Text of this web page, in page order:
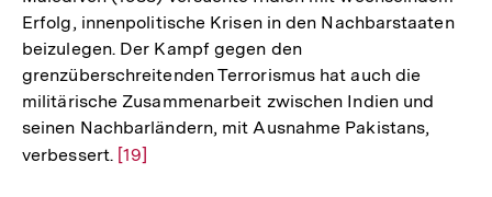
Erfolg, innenpolitische Krisen in den Nachbarstaaten
beizulegen. Der Kampf gegen den
grenzüberschreitenden Terrorismus hat auch die
militärische Zusammenarbeit zwischen Indien und
seinen Nachbarländern, mit Ausnahme Pakistans,
verbessert. Zur
[19]